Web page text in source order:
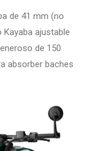
de 41 mm (no
ajustable
de 150
absorber baches